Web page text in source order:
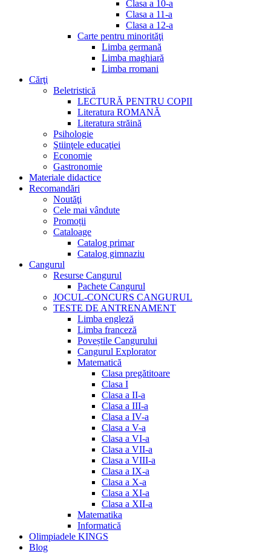
Clasa a 10-a
Clasa a 11-a
Clasa a 12-a
Carte pentru minorităţi
Limba germană
Limba maghiară
Limba rromani
Cărţi
Beletristică
LECTURĂ PENTRU COPII
Literatura ROMANĂ
Literatura străină
Psihologie
Ştiinţele educaţiei
Economie
Gastronomie
Materiale didactice
Recomandări
Noutăţi
Cele mai vândute
Promoții
Cataloage
Catalog primar
Catalog gimnaziu
Cangurul
Resurse Cangurul
Pachete Cangurul
JOCUL-CONCURS CANGURUL
TESTE DE ANTRENAMENT
Limba engleză
Limba franceză
Poveștile Cangurului
Cangurul Explorator
Matematică
Clasa pregătitoare
Clasa I
Clasa a II-a
Clasa a III-a
Clasa a IV-a
Clasa a V-a
Clasa a VI-a
Clasa a VII-a
Clasa a VIII-a
Clasa a IX-a
Clasa a X-a
Clasa a XI-a
Clasa a XII-a
Matematika
Informatică
Olimpiadele KINGS
Blog